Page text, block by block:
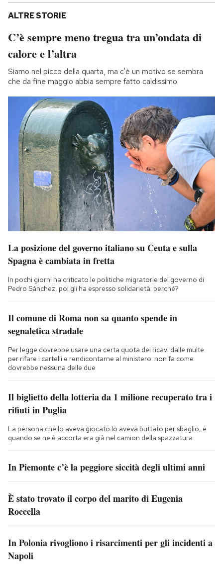
ALTRE STORIE
C’è sempre meno tregua tra un’ondata di
calore e l’altra
Siamo nel picco della quarta, ma c'è un motivo se sembra
che da fine maggio abbia sempre fatto caldissimo
La posizione del governo italiano su Ceuta e sulla
Spagna è cambiata in fretta
In pochi giorni ha criticato le politiche migratorie del governo di
Pedro Sánchez, poi gli ha espresso solidarietà: perché?
Il comune di Roma non sa quanto spende in
segnaletica stradale
Per legge dovrebbe usare una certa quota dei ricavi dalle multe
per rifare i cartelli e rendicontarne al ministero: non fa come
dovrebbe nessuna delle due
Il biglietto della lotteria da 1 milione recuperato tra i
rifiuti in Puglia
La persona che lo aveva giocato lo aveva buttato per sbaglio, e
quando se ne è accorta era già nel camion della spazzatura
In Piemonte c’è la peggiore siccità degli ultimi anni
È stato trovato il corpo del marito di Eugenia
Roccella
In Polonia rivogliono i risarcimenti per gli incidenti a
Napoli